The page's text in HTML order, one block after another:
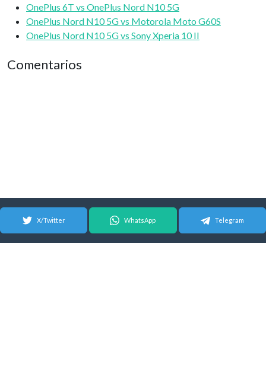
OnePlus 6T vs OnePlus Nord N10 5G
OnePlus Nord N10 5G vs Motorola Moto G60S
OnePlus Nord N10 5G vs Sony Xperia 10 II
Comentarios
X/Twitter WhatsApp Telegram